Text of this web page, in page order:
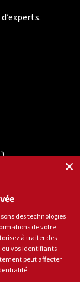
réservés.
d'utilisation
des technologies
de votre
à traiter des
vos identifiants
peut affecter